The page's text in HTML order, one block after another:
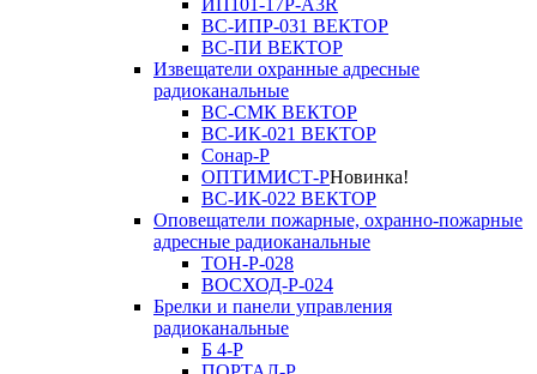
ИП101-17Р-A3R
ВС-ИПР-031 ВЕКТОР
ВС-ПИ ВЕКТОР
Извещатели охранные адресные
радиоканальные
ВС-СМК ВЕКТОР
ВС-ИК-021 ВЕКТОР
Сонар-Р
ОПТИМИСТ-РНовинка!
ВС-ИК-022 ВЕКТОР
Оповещатели пожарные, охранно-пожарные
адресные радиоканальные
ТОН-Р-028
ВОСХОД-Р-024
Брелки и панели управления
радиоканальные
Б 4-Р